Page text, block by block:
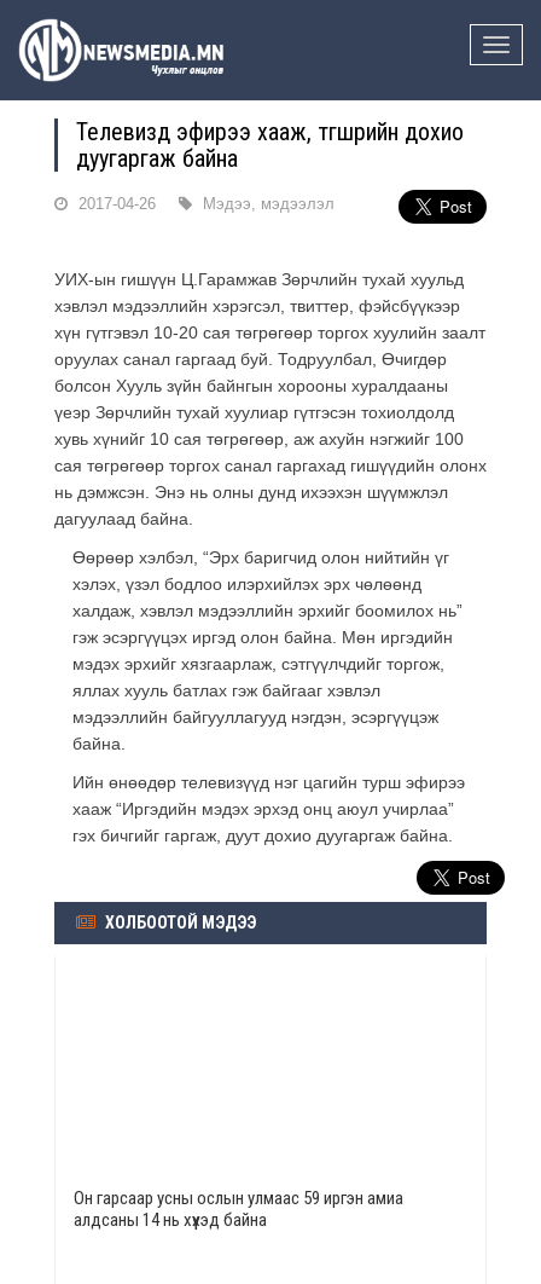
Toggle
Телевизүүд эфирээ хааж, түгшүүрийн дохио
дуугаргаж байна
2017-04-26 Мэдээ, мэдээлэл
УИХ-ын гишүүн Ц.Гарамжав Зөрчлийн тухай хуульд
хэвлэл мэдээллийн хэрэгсэл, твиттер, фэйсбүүкээр
хүн гүтгэвэл 10-20 сая төгрөгөөр торгох хуулийн заалт
оруулах санал гаргаад буй . Тодруулбал, Өчигдөр
болсон Хууль зүйн байнгын хорооны хуралдааны
үеэр Зөрчлийн тухай хуулиар гүтгэсэн тохиолдолд
хувь хүнийг 10 сая төгрөгөөр, аж ахуйн нэгжийг 100
сая төгрөгөөр торгох санал гаргахад гишүүдийн олонх
нь дэмжсэн.
Энэ нь олны дунд ихээхэн шүүмжлэл
дагуулаад байна.
Өөрөөр хэлбэл, “Эрх баригчид олон нийтийн үг
хэлэх, үзэл бодлоо илэрхийлэх эрх чөлөөнд
халдаж, хэвлэл мэдээллийн эрхийг боомилох нь”
гэж эсэргүүцэх иргэд олон байна. Мөн иргэдийн
мэдэх эрхийг хязгаарлаж, сэтгүүлчдийг торгож,
яллах хууль батлах гэж байгааг хэвлэл
мэдээллийн байгууллагууд нэгдэн, эсэргүүцэж
байна.
Ийн өнөөдөр телевизүүд нэг цагийн турш эфирээ
хааж “Иргэдийн мэдэх эрхэд онц аюул учирлаа”
гэх бичгийг гаргаж, дуут дохио дуугаргаж байна.
ХОЛБООТОЙ МЭДЭЭ
Он гарсаар усны ослын улмаас 59 иргэн амиа
алдсаны 14 нь хүүхэд байна